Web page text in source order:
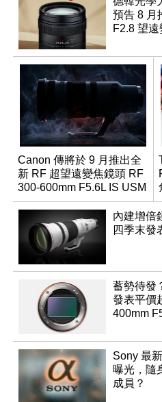
預告 8 月
F2.8 望
Canon 傳將於 9 月推出全
新 RF 超望遠變焦鏡頭 RF
300-600mm F5.6L IS USM
內建增倍
四季末發
蓄勢待發
發表平價
400mm
Sony 最
曝光，隨
成員？